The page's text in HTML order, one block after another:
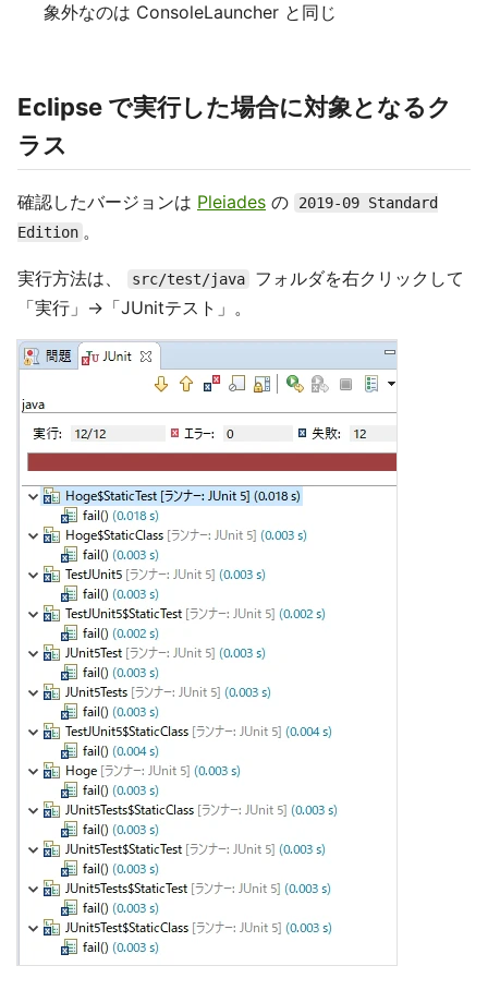
象外なのは ConsoleLauncher と同じ
Eclipse で実行した場合に対象となるク
ラス
確認したバージョンは Pleiades の
2019-09 Standard
Edition 。
実行方法は、 src/test/java
フォルダを右クリックして
「実行」→「JUnitテスト」。